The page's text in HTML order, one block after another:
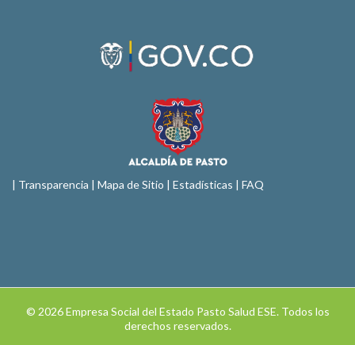
| Transparencia | Mapa de Sitio | Estadísticas | FAQ
© 2026 Empresa Social del Estado Pasto Salud ESE. Todos los
derechos reservados.